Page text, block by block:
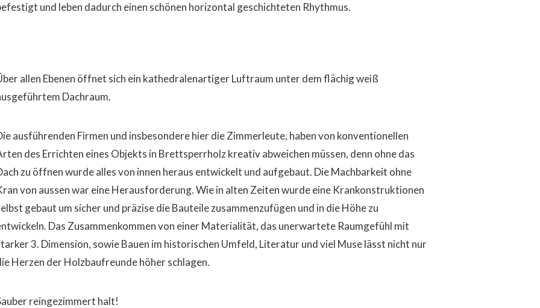
und leben dadurch einen schönen horizontal geschichteten Rhythmus.
allen Ebenen öffnet sich ein kathedralenartiger Luftraum unter dem flächig weiß
Dachraum.
ausführenden Firmen und insbesondere hier die Zimmerleute, haben von konventionellen
des Errichten eines Objekts in Brettsperrholz kreativ abweichen müssen, denn ohne das
zu öffnen wurde alles von innen heraus entwickelt und aufgebaut. Die Machbarkeit ohne
von aussen war eine Herausforderung. Wie in alten Zeiten wurde eine Krankonstruktionen
gebaut um sicher und präzise die Bauteile zusammenzufügen und in die Höhe zu
Das Zusammenkommen von einer Materialität, das unerwartete Raumgefühl mit
3. Dimension, sowie Bauen im historischen Umfeld, Literatur und viel Muse lässt nicht nur
Herzen der Holzbaufreunde höher schlagen.
reingezimmert halt!